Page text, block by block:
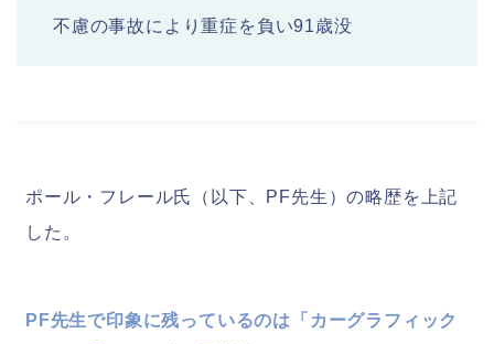
不慮の事故により重症を負い91歳没
ポール・フレール氏（以下、PF先生）の略歴を上記
した。
PF先生で印象に残っているのは「カーグラフィック